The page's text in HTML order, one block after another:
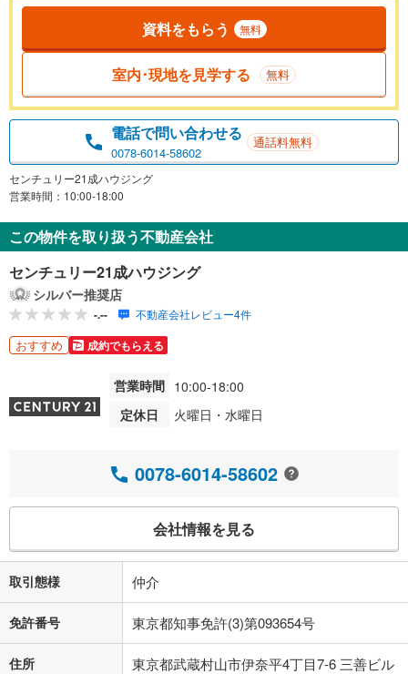
資料をもらう 無料
室内･現地を見学する 無料
電話で問い合わせる
0078-6014-58602
通話料無料
センチュリー21成ハウジング
営業時間：10:00-18:00
この物件を取り扱う不動産会社
センチュリー21成ハウジング
シルバー推奨店
-.-- 不動産会社レビュー4件
おすすめ 成約でもらえる
営業時間 10:00-18:00
定休日
火曜日・水曜日
0078-6014-58602
会社情報を見る
取引態様 仲介
免許番号 東京都知事免許(3)第093654号
住所
東京都武蔵村山市伊奈平4丁目7-6 三善ビル